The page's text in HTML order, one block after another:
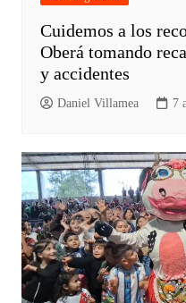
Cuidemos a los
Oberá tomando
y accidentes
Daniel Villamea 7